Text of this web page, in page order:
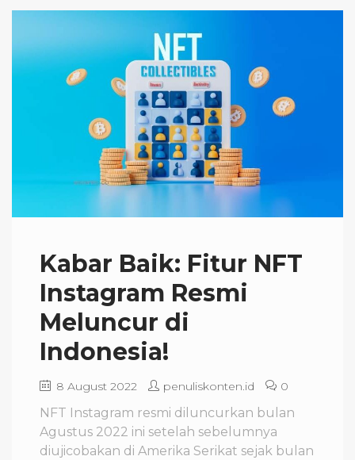
Kabar Baik: Fitur NFT
Instagram Resmi
Meluncur di
Indonesia!
8 August 2022 penuliskonten.id 0
NFT Instagram resmi diluncurkan bulan
Agustus 2022 ini setelah sebelumnya
diujicobakan di Amerika Serikat sejak bulan